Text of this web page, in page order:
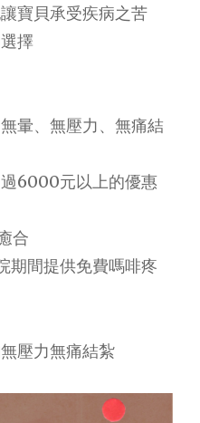
寶貝承受疾病之苦
擇
暈、無壓力、無痛結
6000元以上的優惠
合
期間提供免費嗎啡疼
壓力無痛結紮